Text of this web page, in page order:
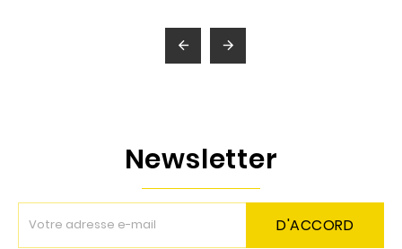
 
Newsletter
D'ACCORD